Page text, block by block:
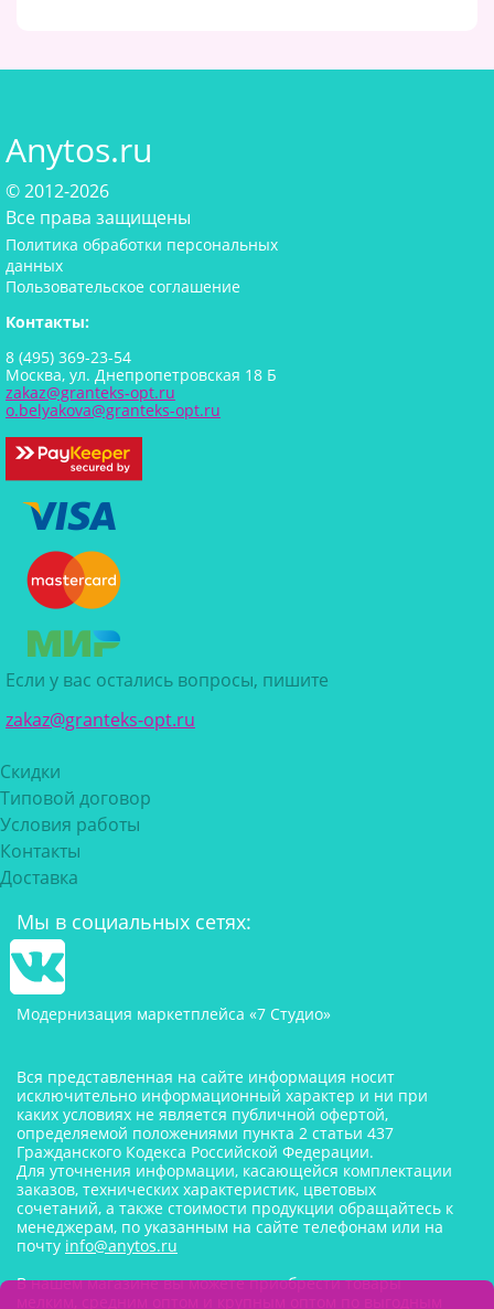
Anytos.ru
© 2012-2026
Все права защищены
Политика обработки персональных
данных
Пользовательское соглашение
Контакты:
8 (495) 369-23-54
Москва, ул. Днепропетровская 18 Б
zakaz@granteks-opt.ru
o.belyakova@granteks-opt.ru
Если у вас остались вопросы, пишите
zakaz@granteks-opt.ru
Скидки
Типовой договор
Условия работы
Контакты
Доставка
Мы в социальных сетях:
Модернизация маркетплейса «7 Студио»
Вся представленная на сайте информация носит
исключительно информационный характер и ни при
каких условиях не является публичной офертой,
определяемой положениями пункта 2 статьи 437
Гражданского Кодекса Российской Федерации.
Для уточнения информации, касающейся комплектации
заказов, технических характеристик, цветовых
сочетаний, а также стоимости продукции обращайтесь к
менеджерам, по указанным на сайте телефонам или на
почту info@anytos.ru
В нашем магазине вы можете приобрести товары